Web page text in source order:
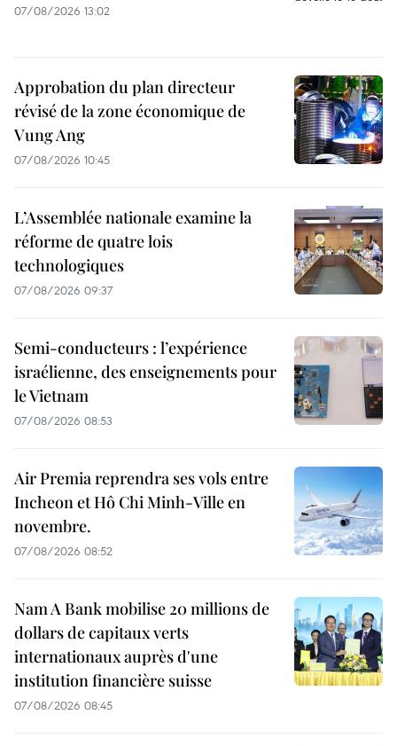
07/08/2026 13:02
Approbation du plan directeur
révisé de la zone économique de
Vung Ang
07/08/2026 10:45
L’Assemblée nationale examine la
réforme de quatre lois
technologiques
07/08/2026 09:37
Semi-conducteurs : l’expérience
israélienne, des enseignements pour
le Vietnam
07/08/2026 08:53
Air Premia reprendra ses vols entre
Incheon et Hô Chi Minh-Ville en
novembre.
07/08/2026 08:52
Nam A Bank mobilise 20 millions de
dollars de capitaux verts
internationaux auprès d'une
institution financière suisse
07/08/2026 08:45